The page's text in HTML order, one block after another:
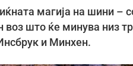
магија на шини –
воз што ќе минува низ
и Минхен.